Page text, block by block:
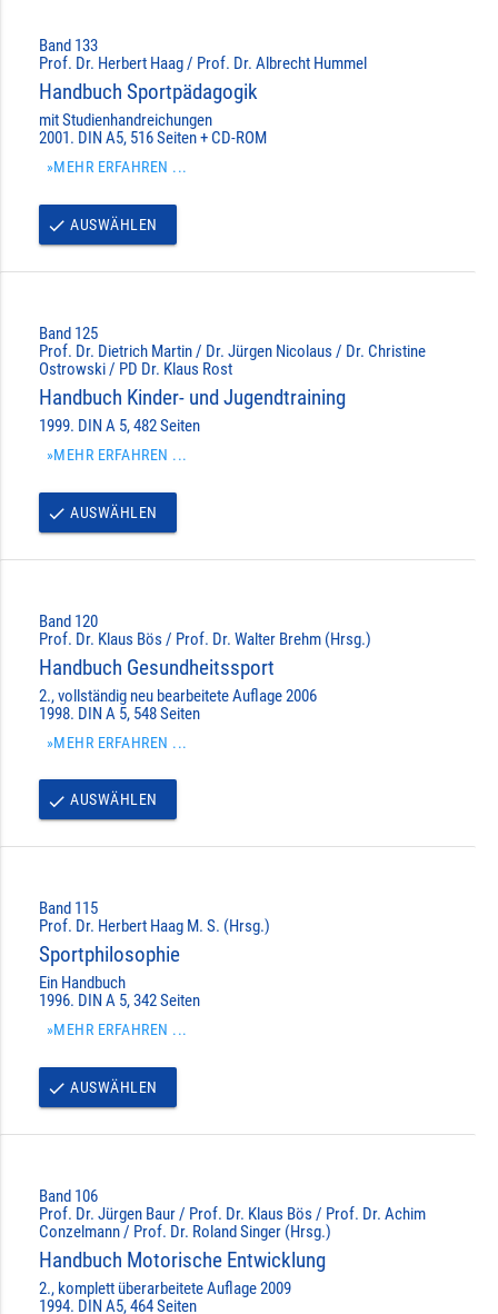
Band 133
Prof. Dr. Herbert Haag / Prof. Dr. Albrecht Hummel
Handbuch Sportpädagogik
mit Studienhandreichungen
2001. DIN A5, 516 Seiten + CD-ROM
»MEHR ERFAHREN ...
done AUSWÄHLEN
Band 125
Prof. Dr. Dietrich Martin / Dr. Jürgen Nicolaus / Dr. Christine
Ostrowski / PD Dr. Klaus Rost
Handbuch Kinder- und Jugendtraining
1999. DIN A 5, 482 Seiten
»MEHR ERFAHREN ...
done AUSWÄHLEN
Band 120
Prof. Dr. Klaus Bös / Prof. Dr. Walter Brehm (Hrsg.)
Handbuch Gesundheitssport
2., vollständig neu bearbeitete Auflage 2006
1998. DIN A 5, 548 Seiten
»MEHR ERFAHREN ...
done AUSWÄHLEN
Band 115
Prof. Dr. Herbert Haag M. S. (Hrsg.)
Sportphilosophie
Ein Handbuch
1996. DIN A 5, 342 Seiten
»MEHR ERFAHREN ...
done AUSWÄHLEN
Band 106
Prof. Dr. Jürgen Baur / Prof. Dr. Klaus Bös / Prof. Dr. Achim
Conzelmann / Prof. Dr. Roland Singer (Hrsg.)
Handbuch Motorische Entwicklung
2., komplett überarbeitete Auflage 2009
1994. DIN A5, 464 Seiten